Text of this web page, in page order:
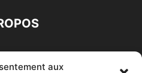
aux